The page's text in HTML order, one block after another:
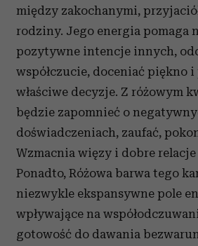
między zakochanymi,
rodziny. Jego energia pomaga
pozytywne intencje innych,
współczucie, doceniać piękno
właściwe decyzje. Z różowym
będzie zapomnieć o
doświadczeniach, zaufać,
Wzmacnia więzy i dobre
Ponadto, Różowa barwa tego
niezwykle ekspansywne pole
wpływające na
gotowość do dawania